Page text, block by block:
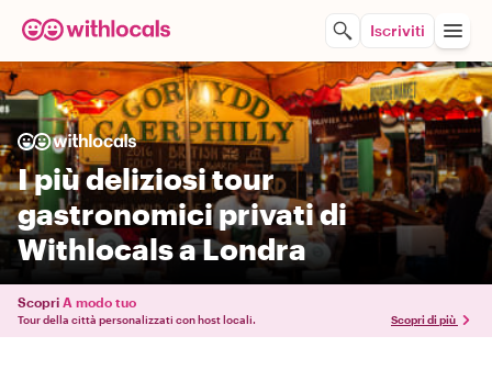
Iscriviti
I più deliziosi tour
gastronomici privati di
Withlocals a Londra
Scopri A modo tuo
Tour della città personalizzati con host locali. Scopri di più